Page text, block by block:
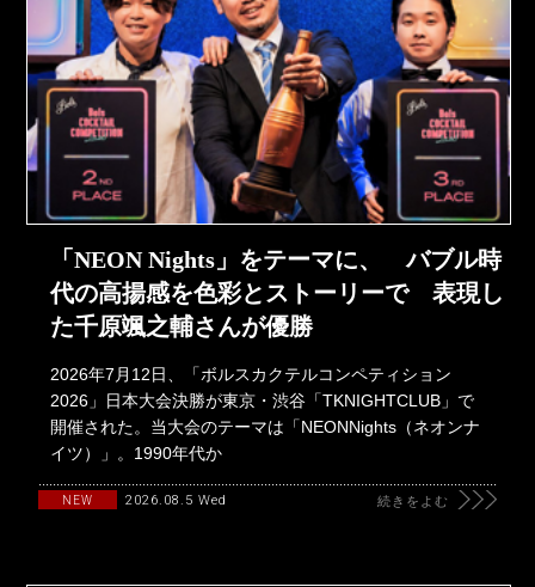
「NEON Nights」をテーマに、 バブル時
代の高揚感を色彩とストーリーで 表現し
た千原颯之輔さんが優勝
2026年7月12日、「ボルスカクテルコンペティション
2026」日本大会決勝が東京・渋谷「TKNIGHTCLUB」で
開催された。当大会のテーマは「NEONNights（ネオンナ
イツ）」。1990年代か
NEW 2026.08.5 Wed 続きをよむ